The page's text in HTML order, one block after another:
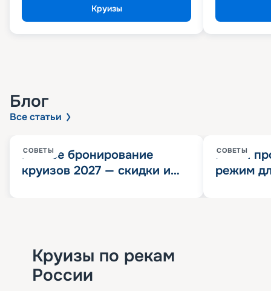
Круизы
Блог
Все статьи
СОВЕТЫ
Раннее бронирование
круизов 2027 — скидки и
СОВЕТЫ
Китай
режим
Круизы по рекам
России